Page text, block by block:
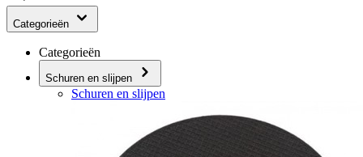
Categorieën
Categorieën
Schuren en slijpen
Schuren en slijpen